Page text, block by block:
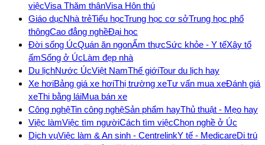
việcVisa Thăm thânVisa Hôn thú
Giáo dụcNhà trẻTiểu họcTrung học cơ sởTrung học phổ
thôngCao đẳng nghềĐại học
Đời sống ÚcQuán ăn ngonẨm thựcSức khỏe - Y tếXây tổ
ấmSống ở ÚcLàm đẹp nhà
Du lịchNước ÚcViệt NamThế giớiTour du lịch hay
Xe hơiBảng giá xe hơiThị trường xeTư vấn mua xeĐánh giá
xeThi bằng láiMua bán xe
Công nghệTin công nghệSản phẩm hayThủ thuật - Mẹo hay
Việc làmViệc tìm ngườiCách tìm việcChọn nghề ở Úc
Dịch vụViệc làm & An sinh - CentrelinkY tế - MedicareDi trú